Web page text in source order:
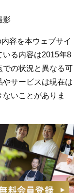
影
容を本ウェブサイ
いる内容は2015年8
での状況と異なる可
サービスは現在は
いことがありま